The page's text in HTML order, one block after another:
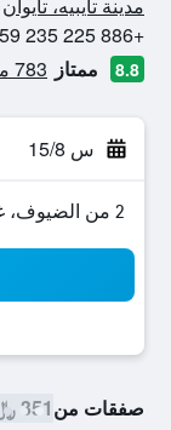
+886 225 235 959
8.8 ممتاز 783 من التقييمات تم التحقق منها
س 15/8
2 من الضيوف، غرفة واحدة
صفقات من351 ﷼